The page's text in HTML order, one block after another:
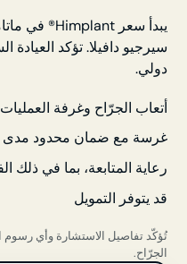
سيرجيو دافيلا. تؤكد العيادة
دولي.
أتعاب الجرّاح وغرفة العمليات
غرسة مع ضمان محدود مدى
رعاية المتابعة، بما في
قد يتوفر التمويل
تُؤكّد تفاصيل الاستشارة وأي
الجرّاح.